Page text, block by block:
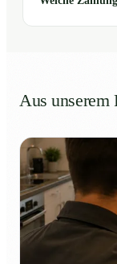
Aus unserem